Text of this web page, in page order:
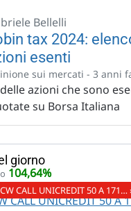
Bellelli
tax 2024:
esenti
sui mercati - 3 anni
azioni che sono
su Borsa Italiana
giorno
104,64%
CALL UNICREDIT 50 A 171…